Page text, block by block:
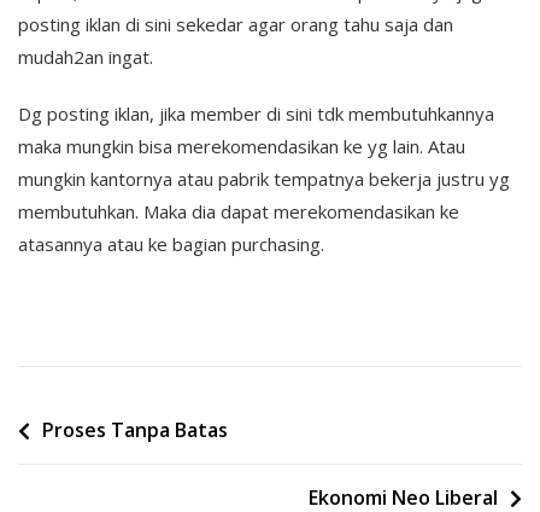
posting iklan di sini sekedar agar orang tahu saja dan
mudah2an ingat.
Dg posting iklan, jika member di sini tdk membutuhkannya
maka mungkin bisa merekomendasikan ke yg lain. Atau
mungkin kantornya atau pabrik tempatnya bekerja justru yg
membutuhkan. Maka dia dapat merekomendasikan ke
atasannya atau ke bagian purchasing.
Post
Proses Tanpa Batas
Ekonomi Neo Liberal